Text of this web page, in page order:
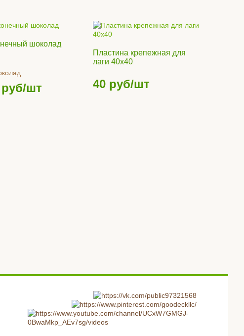
Графит
руб/м2
Цвет:
Купить
шоколад
руб/шт
Пластина крепежная для
лаги 40х40
40 руб/шт